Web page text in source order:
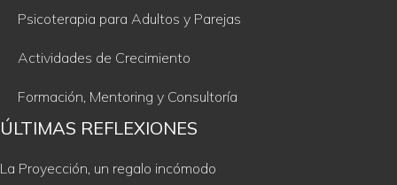
Psicoterapia para Adultos y Parejas
Actividades de Crecimiento
Formación, Mentoring y Consultoría
ÚLTIMAS REFLEXIONES
La Proyección, un regalo incómodo